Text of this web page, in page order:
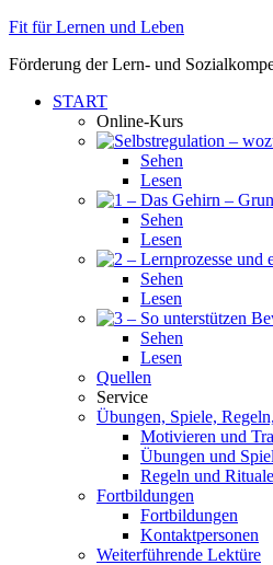
Fit für Lernen und Leben
Förderung der Lern- und
START
Online-Kurs
Sehen
Lesen
Sehen
Lesen
Sehen
Lesen
Sehen
Lesen
Quellen
Service
Übungen, Spiele,
Motivieren und
Übungen und
Regeln und Rituale
Fortbildungen
Fortbildungen
Kontaktpersonen
Weiterführende Lektüre